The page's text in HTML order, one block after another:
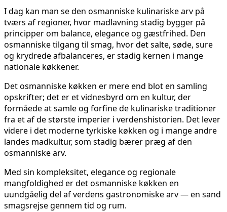
I dag kan man se den osmanniske kulinariske arv på
tværs af regioner, hvor madlavning stadig bygger på
principper om balance, elegance og gæstfrihed. Den
osmanniske tilgang til smag, hvor det salte, søde, sure
og krydrede afbalanceres, er stadig kernen i mange
nationale køkkener.
Det osmanniske køkken er mere end blot en samling
opskrifter; det er et vidnesbyrd om en kultur, der
formåede at samle og forfine de kulinariske traditioner
fra et af de største imperier i verdenshistorien. Det lever
videre i det moderne tyrkiske køkken og i mange andre
landes madkultur, som stadig bærer præg af den
osmanniske arv.
Med sin kompleksitet, elegance og regionale
mangfoldighed er det osmanniske køkken en
uundgåelig del af verdens gastronomiske arv — en sand
smagsrejse gennem tid og rum.